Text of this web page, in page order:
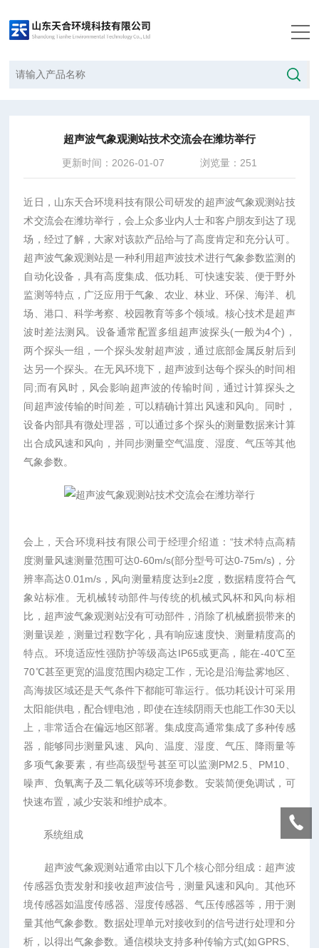
超声波气象观测站技术交流会在潍坊举行
更新时间：2026-01-07 浏览量：251
近日，山东天合环境科技有限公司研发的超声波气象观测站技
术交流会在潍坊举行，会上众多业内人士和客户朋友到达了现
场，经过了解，大家对该款产品给与了高度肯定和充分认可。
超声波气象观测站是一种利用超声波技术进行气象参数监测的
自动化设备，具有高度集成、低功耗、可快速安装、便于野外
监测等特点，广泛应用于气象、农业、林业、环保、海洋、机
场、港口、科学考察、校园教育等多个领域。核心技术是超声
波时差法测风。设备通常配置多组超声波探头(一般为4个)，
两个探头一组，一个探头发射超声波，通过底部金属反射后到
达另一个探头。在无风环境下，超声波到达每个探头的时间相
同;而有风时，风会影响超声波的传输时间，通过计算探头之
间超声波传输的时间差，可以精确计算出风速和风向。同时，
设备内部具有微处理器，可以通过多个探头的测量数据来计算
出合成风速和风向，并同步测量空气温度、湿度、气压等其他
气象参数。
会上，天合环境科技有限公司于经理介绍道：“技术特点高精
度测量风速测量范围可达0-60m/s(部分型号可达0-75m/s)，分
辨率高达0.01m/s，风向测量精度达到±2度，数据精度符合气
象站标准。无机械转动部件与传统的机械式风杯和风向标相
比，超声波气象观测站没有可动部件，消除了机械磨损带来的
测量误差，测量过程数字化，具有响应速度快、测量精度高的
特点。环境适应性强防护等级高达IP65或更高，能在-40℃至
70℃甚至更宽的温度范围内稳定工作，无论是沿海盐雾地区、
高海拔区域还是天气条件下都能可靠运行。低功耗设计可采用
太阳能供电，配合锂电池，即使在连续阴雨天也能工作30天以
上，非常适合在偏远地区部署。集成度高通常集成了多种传感
器，能够同步测量风速、风向、温度、湿度、气压、降雨量等
多项气象要素，有些高级型号甚至可以监测PM2.5、PM10、
噪声、负氧离子及二氧化碳等环境参数。安装简便免调试，可
快速布置，减少安装和维护成本。
系统组成
超声波气象观测站通常由以下几个核心部分组成：超声波
传感器负责发射和接收超声波信号，测量风速和风向。其他环
境传感器如温度传感器、湿度传感器、气压传感器等，用于测
量其他气象参数。数据处理单元对接收到的信号进行处理和分
析，以得出气象参数。通信模块支持多种传输方式(如GPRS、